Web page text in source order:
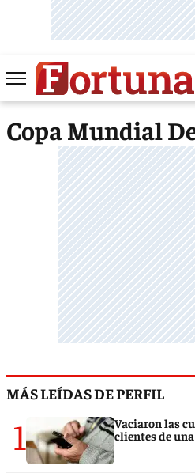
Copa Mundial
MÁS LEÍDAS DE PERFIL
1
Vaciaron las
clientes de